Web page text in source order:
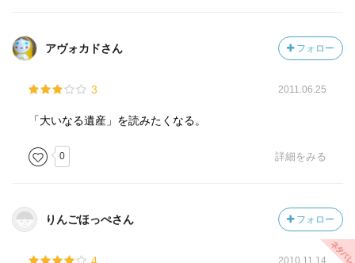
書いてあった。
物語的には、ソロモン諸島に着いたマティルダは、父とオ
ーストラリア・タウンズビルで再会し、大学を出てディケ
ワッツの元妻に会いに行き、英国でこの語りを書き上げて
んそんなにトラウマからはすぐに解放されないだろう、と
彼は必要に応じて私たちが望む人になったのだろう。そ
しておそらく、世の中にはそういう人がいるものなんだ。
私たちが作る空間にすっぽり入り込んで、隙間を埋めてく
アヴォカドさん フォロー
3 2011.06.25
「大いなる遺産」を読みたくなる。
0 詳細をみる
りんごほっぺさん フォロー
2010.11.14